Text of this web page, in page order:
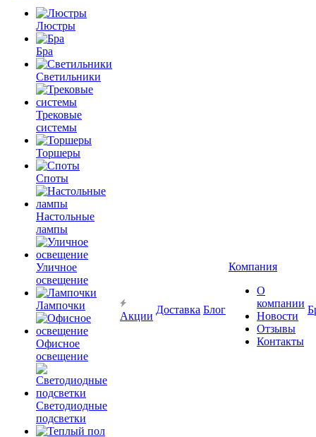
Люстры
Бра
Светильники
Трековые
системы
Торшеры
Споты
Настольные
лампы
Уличное
освещение
Лампочки
Офисное
освещение
Светодиодные
подсветки
Акции
Доставка Блог
Компания
О
компании
Новости
Отзывы
Контакты